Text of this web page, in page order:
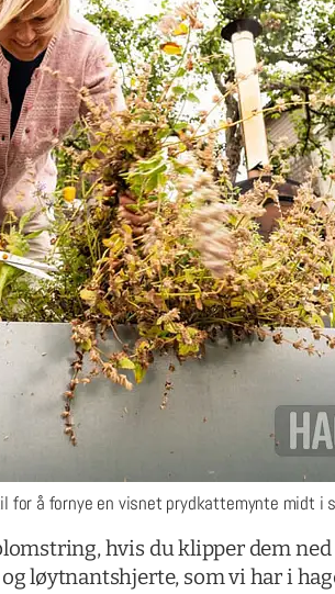
for å fornye en visnet prydkattemynte midt i
hvis du klipper dem
løytnantshjerte, som vi har i